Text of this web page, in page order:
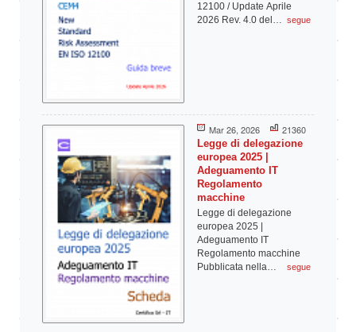
12100 / Update Aprile
2026 Rev. 4.0 del… segue
Mar 26, 2026 21360
Legge di delegazione
europea 2025 |
Adeguamento IT
Regolamento
macchine
Legge di delegazione
europea 2025 |
Adeguamento IT
Regolamento macchine
Pubblicata nella…
segue